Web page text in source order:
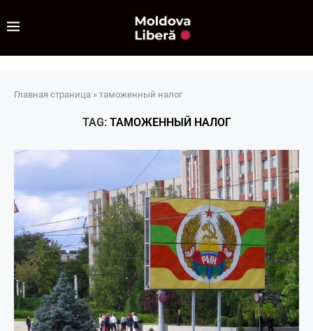
Главная страница » таможенный налог
TAG: ТАМОЖЕННЫЙ НАЛОГ